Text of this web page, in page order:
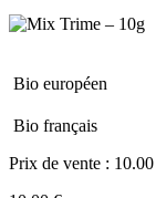
Bio européen
Bio français
Prix de vente :